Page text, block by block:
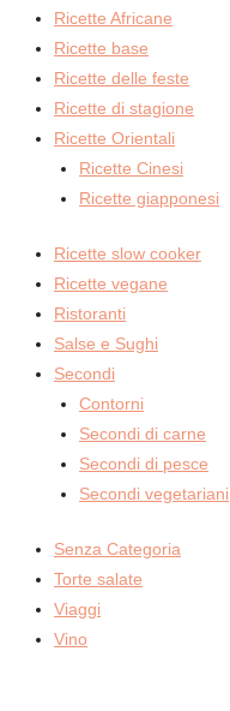
Ricette Africane
Ricette base
Ricette delle feste
Ricette di stagione
Ricette Orientali
Ricette Cinesi
Ricette giapponesi
Ricette slow cooker
Ricette vegane
Ristoranti
Salse e Sughi
Secondi
Contorni
Secondi di carne
Secondi di pesce
Secondi vegetariani
Senza Categoria
Torte salate
Viaggi
Vino